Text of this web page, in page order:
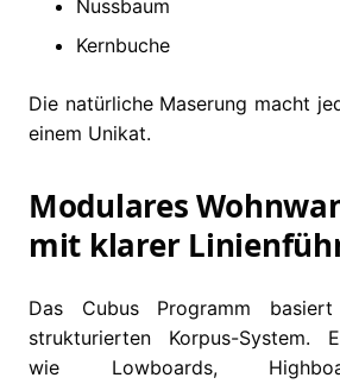
Nussbaum
Kernbuche
Die natürliche Maserung macht
einem Unikat.
Modulares
mit klarer
Das Cubus Programm
strukturierten Korpus-System.
wie Lowboards,